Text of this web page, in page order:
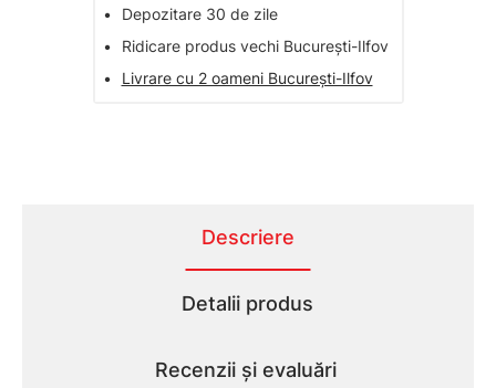
•
Depozitare 30 de zile
•
Ridicare produs vechi București-Ilfov
•
Livrare cu 2 oameni București-Ilfov
Descriere
Detalii produs
Recenzii și evaluări